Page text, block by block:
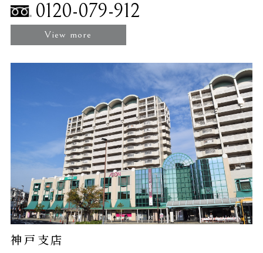
0120-079-912
View more
神戸支店